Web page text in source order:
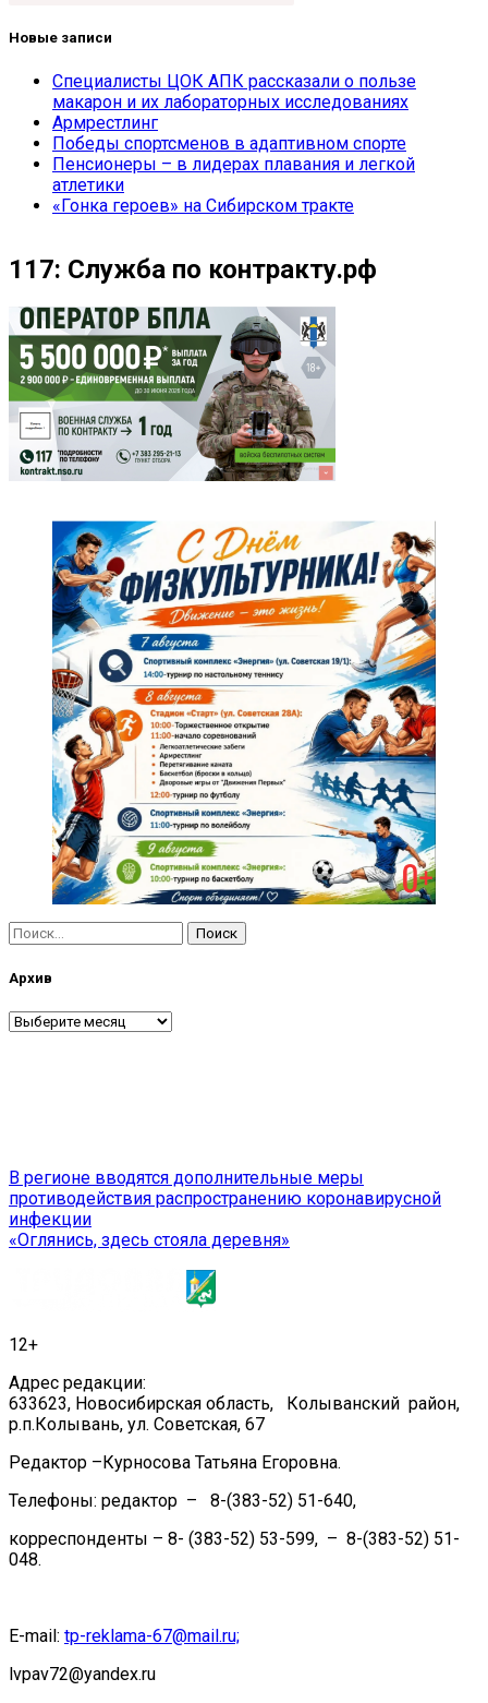
Новые записи
Специалисты ЦОК АПК рассказали о пользе
макарон и их лабораторных исследованиях
Армрестлинг
Победы спортсменов в адаптивном спорте
Пенсионеры – в лидерах плавания и легкой
атлетики
«Гонка героев» на Сибирском тракте
117: Служба по контракту.рф
Найти:
Архив
Архив
Навигация
по
записям
В регионе вводятся дополнительные меры
противодействия распространению коронавирусной
инфекции
«Оглянись, здесь стояла деревня»
12+
Адрес редакции:
633623, Новосибирская область, Колыванский район,
р.п.Колывань, ул. Советская, 67
Редактор –Курносова Татьяна Егоровна.
Телефоны: редактор – 8-(383-52) 51-640,
корреспонденты – 8- (383-52) 53-599, – 8-(383-52) 51-
048.
E-mail: tp-reklama-67@mail.ru;
lvpav72@yandex.ru